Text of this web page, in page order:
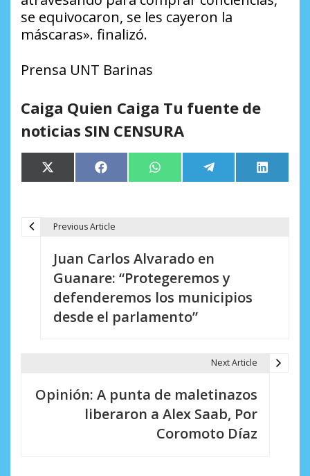
se equivocaron, se les cayeron la
máscaras». finalizó.
Prensa UNT Barinas
Caiga Quien Caiga Tu fuente de
noticias SIN CENSURA
Compartir
en
X
(Twitter)
Compartir
en
Facebook Compartir
en
WhatsApp Compartir
en
Telegram
en
LinkedIn
Previous Article
Juan Carlos Alvarado en
Guanare: “Protegeremos y
defenderemos los municipios
desde el parlamento”
Next Article
Opinión: A punta de maletinazos
liberaron a Alex Saab, Por
Coromoto Díaz